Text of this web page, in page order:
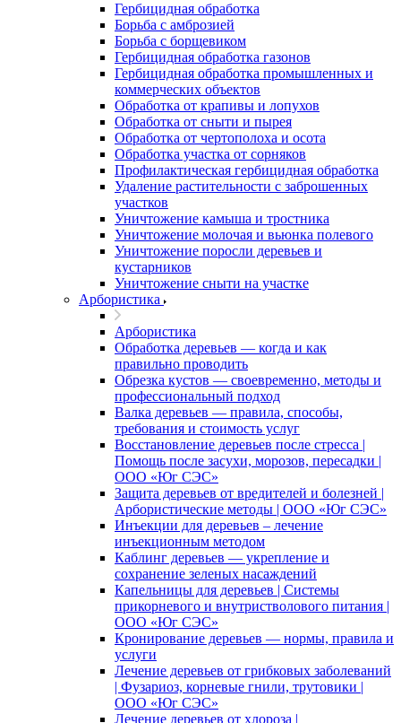
Гербицидная обработка
Борьба с амброзией
Борьба с борщевиком
Гербицидная обработка газонов
Гербицидная обработка промышленных и
коммерческих объектов
Обработка от крапивы и лопухов
Обработка от сныти и пырея
Обработка от чертополоха и осота
Обработка участка от сорняков
Профилактическая гербицидная обработка
Удаление растительности с заброшенных
участков
Уничтожение камыша и тростника
Уничтожение молочая и вьюнка полевого
Уничтожение поросли деревьев и
кустарников
Уничтожение сныти на участке
Арбористика
Арбористика
Обработка деревьев — когда и как
правильно проводить
Обрезка кустов — своевременно, методы и
профессиональный подход
Валка деревьев — правила, способы,
требования и стоимость услуг
Восстановление деревьев после стресса |
Помощь после засухи, морозов, пересадки |
ООО «Юг СЭС»
Защита деревьев от вредителей и болезней |
Арбористические методы | ООО «Юг СЭС»
Инъекции для деревьев – лечение
инъекционным методом
Каблинг деревьев — укрепление и
сохранение зеленых насаждений
Капельницы для деревьев | Системы
прикорневого и внутристволового питания |
ООО «Юг СЭС»
Кронирование деревьев — нормы, правила и
услуги
Лечение деревьев от грибковых заболеваний
| Фузариоз, корневые гнили, трутовики |
ООО «Юг СЭС»
Лечение деревьев от хлороза |